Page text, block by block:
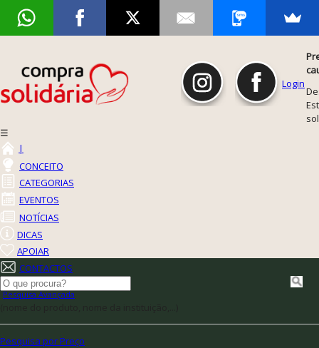
Login
☰
|
CONCEITO
CATEGORIAS
EVENTOS
NOTÍCIAS
DICAS
APOIAR
CONTACTOS
Pesquisa Avançada
Pesquisa por Preço